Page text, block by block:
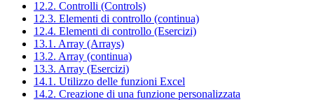
12.2. Controlli (Controls)
12.3. Elementi di controllo (continua)
12.4. Elementi di controllo (Esercizi)
13.1. Array (Arrays)
13.2. Array (continua)
13.3. Array (Esercizi)
14.1. Utilizzo delle funzioni Excel
14.2. Creazione di una funzione personalizzata